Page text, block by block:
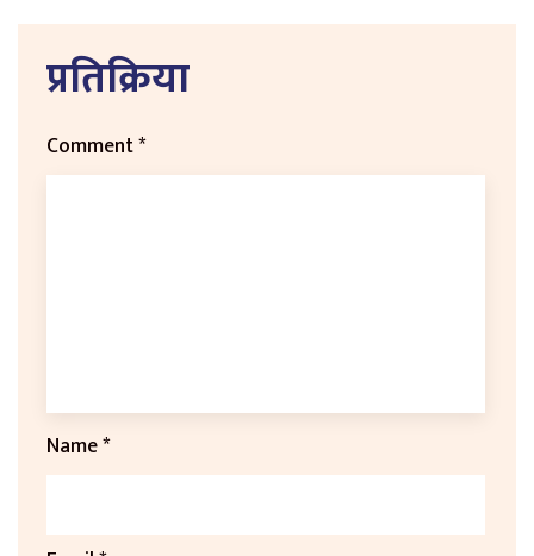
प्रतिक्रिया
Comment*
Name*